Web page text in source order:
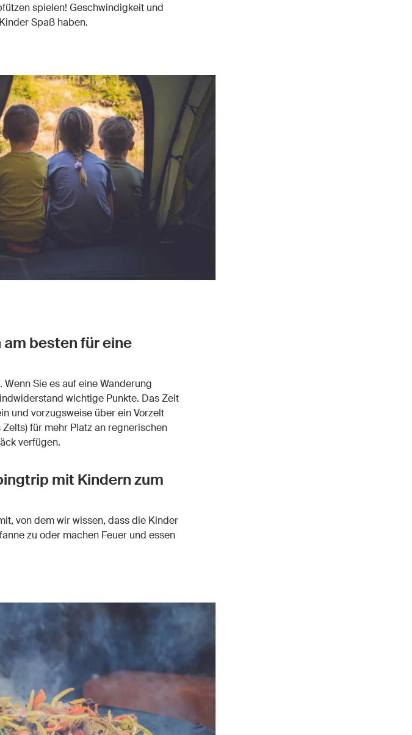
spielen! Geschwindigkeit und
Spaß haben.
besten für eine
Sie es auf eine Wanderung
wichtige Punkte. Das Zelt
und vorzugsweise über ein Vorzelt
für mehr Platz an regnerischen
verfügen.
mit Kindern zum
von dem wir wissen, dass die Kinder
zu oder machen Feuer und essen